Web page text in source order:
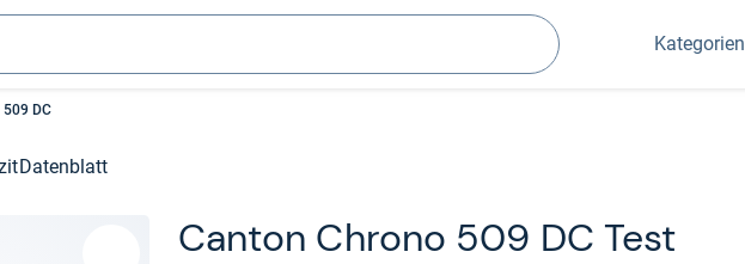
Suchen
Kategorien
DC
Datenblatt
Can­ton Chrono 509 DC Test